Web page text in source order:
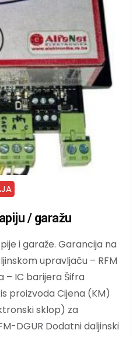
/ garažu
i garaže. Garancija na
upravljaču – RFM
– IC barijera Šifra
proizvoda Cijena (KM)
sklop) za
DGUR Dodatni daljinski